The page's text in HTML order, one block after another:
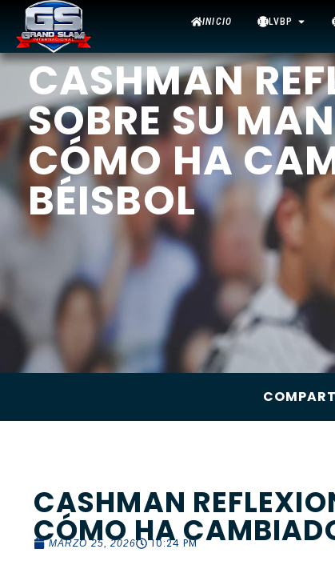
INICIO LVBP
CASHMAN
SOBRE SU
CÓMO HA
BÉISBOL
CASHMAN
CÓMO HA
MARZO 25, 2026 10:24 PM